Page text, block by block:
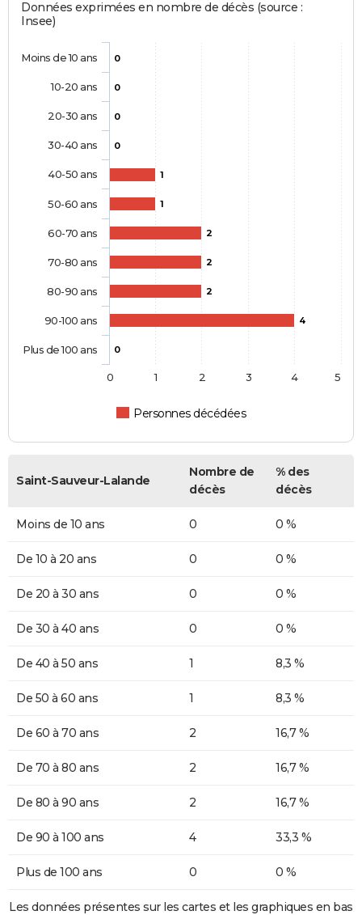
Données exprimées en nombre de décès (source :
Insee)
0
0
0
0
1
1
2
2
2
4
0
Personnes décédées
Moins de 10 ans
10-20 ans
20-30 ans
30-40 ans
40-50 ans
50-60 ans
60-70 ans
70-80 ans
80-90 ans
90-100 ans
Plus de 100 ans
0 1 2 3 4 5
Saint-Sauveur-Lalande
Nombre de
décès
% des
décès
Moins de 10 ans 0 0 %
De 10 à 20 ans 0 0 %
De 20 à 30 ans 0 0 %
De 30 à 40 ans 0 0 %
De 40 à 50 ans 1 8,3 %
De 50 à 60 ans 1 8,3 %
De 60 à 70 ans 2 16,7 %
De 70 à 80 ans 2 16,7 %
De 80 à 90 ans 2 16,7 %
De 90 à 100 ans 4 33,3 %
Plus de 100 ans 0 0 %
Les données présentes sur les cartes et les graphiques en bas